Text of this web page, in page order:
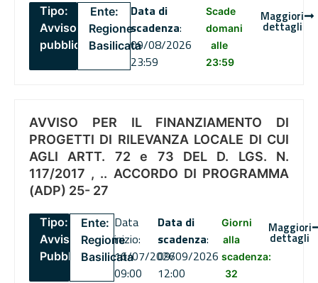
Tipo:
Avviso
pubblico
Ente:
Regione
Basilicata
Data di
scadenza:
09/08/2026
23:59
Scade
domani
alle
23:59
Maggiori
dettagli
AVVISO PER IL FINANZIAMENTO DI
PROGETTI DI RILEVANZA LOCALE DI CUI
AGLI ARTT. 72 e 73 DEL D. LGS. N.
117/2017 , .. ACCORDO DI PROGRAMMA
(ADP) 25- 27
Tipo:
Avviso
Pubblico
Ente:
Regione
Basilicata
Data
inizio:
16/07/2026
09:00
Data di
scadenza:
09/09/2026
12:00
Giorni
alla
scadenza:
32
Maggiori
dettagli